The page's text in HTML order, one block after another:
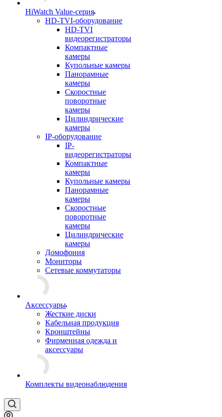
HiWatch Value-серия
HD-TVI-оборудование
HD-TVI
видеорегистраторы
Компактные
камеры
Купольные камеры
Панорамные
камеры
Скоростные
поворотные
камеры
Цилиндрические
камеры
IP-оборудование
IP-
видеорегистраторы
Компактные
камеры
Купольные камеры
Панорамные
камеры
Скоростные
поворотные
камеры
Цилиндрические
камеры
Домофония
Мониторы
Сетевые коммутаторы
Аксессуары
Жесткие диски
Кабельная продукция
Кронштейны
Фирменная одежда и
аксессуары
Комплекты видеонаблюдения